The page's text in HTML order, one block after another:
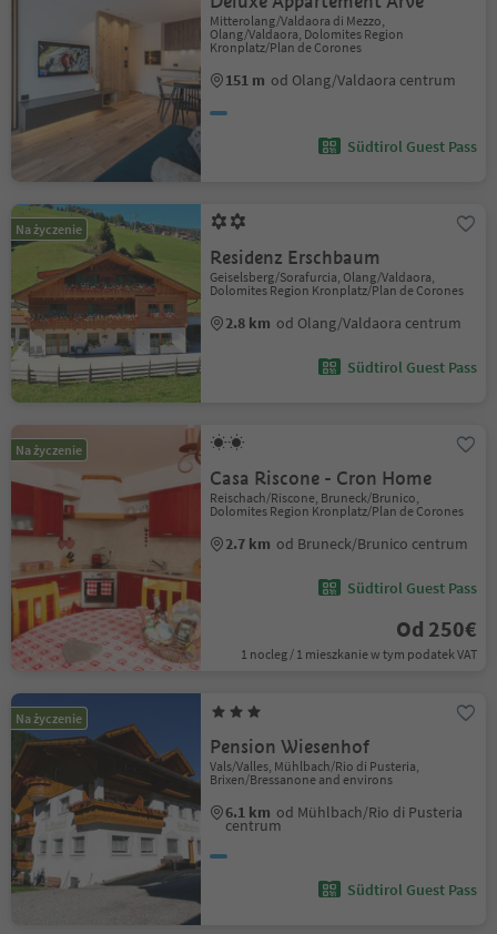
Mitterolang/Valdaora di Mezzo,
Olang/Valdaora, Dolomites Region
Kronplatz/Plan de Corones
151 m od Olang/Valdaora centrum
Südtirol Guest Pass
Na życzenie
Residenz Erschbaum
Geiselsberg/Sorafurcia, Olang/Valdaora,
Dolomites Region Kronplatz/Plan de Corones
2.8 km od Olang/Valdaora centrum
Südtirol Guest Pass
Na życzenie
Casa Riscone - Cron Home
Reischach/Riscone, Bruneck/Brunico,
Dolomites Region Kronplatz/Plan de Corones
2.7 km od Bruneck/Brunico centrum
Südtirol Guest Pass
Od 250€
1 nocleg / 1 mieszkanie w tym podatek VAT
Na życzenie
Pension Wiesenhof
Vals/Valles, Mühlbach/Rio di Pusteria,
Brixen/Bressanone and environs
6.1 km od Mühlbach/Rio di Pusteria
centrum
Südtirol Guest Pass